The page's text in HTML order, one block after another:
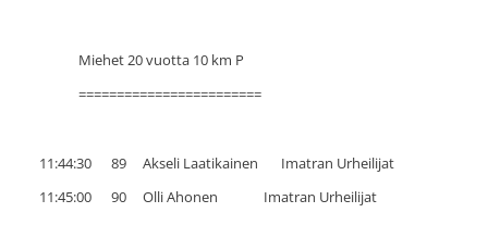
Miehet 20 vuotta 10 km P
========================
11:44:30 89 Akseli Laatikainen Imatran Urheilijat
11:45:00 90 Olli Ahonen Imatran Urheilijat